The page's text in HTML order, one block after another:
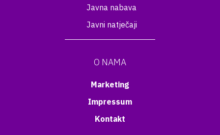
Javna nabava
Javni natječaji
O NAMA
Marketing
Impressum
Kontakt